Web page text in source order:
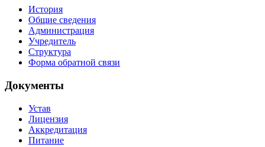
История
Общие сведения
Администрация
Учредитель
Структура
Форма обратной связи
Документы
Устав
Лицензия
Аккредитация
Питание